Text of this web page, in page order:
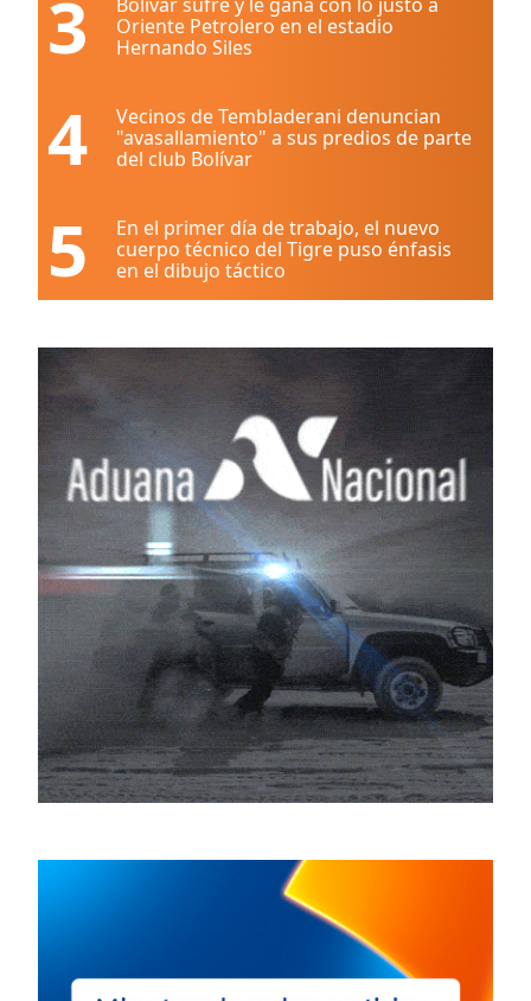
3
Oriente Petrolero en el estadio
Hernando Siles
4
Vecinos de Tembladerani denuncian
"avasallamiento" a sus predios de parte
del club Bolívar
5
En el primer día de trabajo, el nuevo
cuerpo técnico del Tigre puso énfasis
en el dibujo táctico